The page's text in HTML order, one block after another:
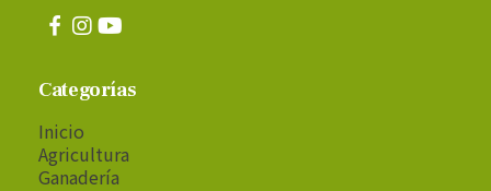
Categorías
Inicio
Agricultura
Ganadería